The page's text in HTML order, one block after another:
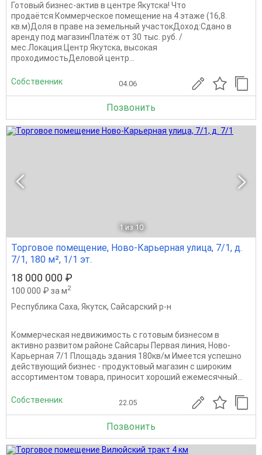
Готовый бизнес-актив в центре Якутска! Что
продаётся:Коммерческое помещение на 4 этаже (16,8.
кв.м)Доля в праве на земельный участокДоход:Сдано в
аренду под магазинПлатёж от 30 тыс. руб. /
мес.Локация:Центр Якутска, высокая
проходимостьДеловой центр...
Собственник 04.06
Позвонить
1 из 10
Торговое помещение, Ново-Карьерная улица, 7/1, д.
7/1, 180 м², 1/1 эт.
18 000 000 ₽
100 000 ₽ за м2
Республика Саха, Якутск, Сайсарский р-н
Коммерческая недвижимость с готовым бизнесом в
активно развитом районе Сайсары Первая линия, Ново-
Карьерная 7/1 Площадь здания 180кв/м Имеется успешно
действующий бизнес - продуктовый магазин с широким
ассортиментом товара, приносит хороший ежемесячный...
Собственник 22.05
Позвонить